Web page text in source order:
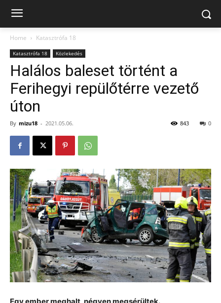
Home Katasztrófa 18
Katasztrófa 18 Közlekedés
Halálos baleset történt a
Ferihegyi repülőtérre vezető
úton
By mizu18 - 2021.05.06. 0
843